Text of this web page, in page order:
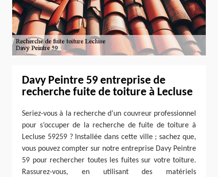
Davy Peintre 59 entreprise de
recherche fuite de toiture à Lecluse
Seriez-vous à la recherche d’un couvreur professionnel
pour s’occuper de la recherche de fuite de toiture à
Lecluse 59259 ? Installée dans cette ville ; sachez que,
vous pouvez compter sur notre entreprise Davy Peintre
59 pour rechercher toutes les fuites sur votre toiture.
Rassurez-vous, en utilisant des matériels